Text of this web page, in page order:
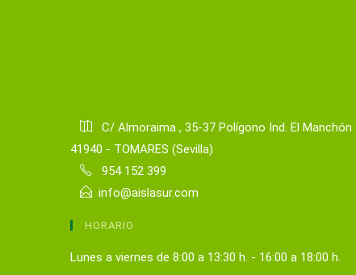
C/ Almoraima , 35-37 Polígono Ind. El Manchón
41940 - TOMARES (Sevilla)
954 152 399
info@aislasur.com
HORARIO
Lunes a viernes de 8:00 a 13:30 h. - 16:00 a 18:00 h.